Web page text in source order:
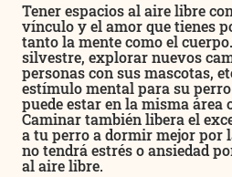
Tener espacios al aire libre
vínculo y el amor que tienes
tanto la mente como el
silvestre, explorar nuevos
personas con sus mascotas,
estímulo mental para su
puede estar en la misma área
Caminar también libera el
a tu perro a dormir mejor por
no tendrá estrés o ansiedad
al aire libre.